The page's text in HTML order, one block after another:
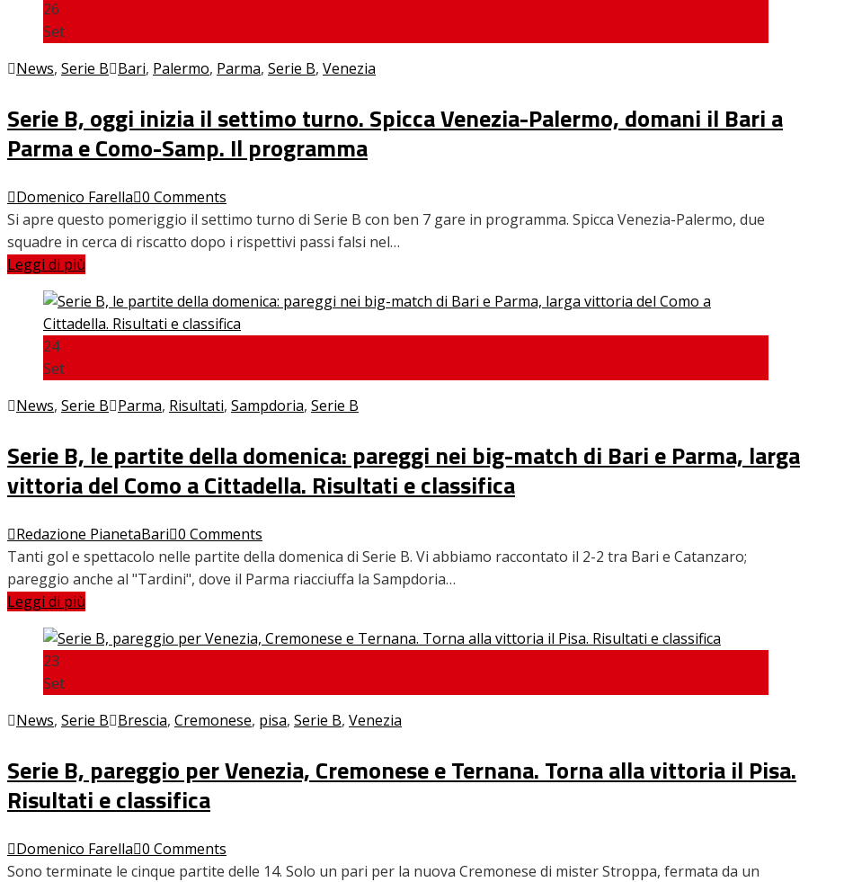
INTERVISTE
FOCUS
CALCIOMERCATO
VIDEO
Home
News
Ex
L’avversario
Giovanili
Le pagelle
Interviste
Focus
Calciomercato
Serie B
Video
26
Set
News, Serie B Bari, Palermo, Parma, Serie B, Venezia
Serie B, oggi inizia il settimo turno. Spicca Venezia-Palermo, domani il Bari a
Parma e Como-Samp. Il programma
Domenico Farella 0 Comments
Si apre questo pomeriggio il settimo turno di Serie B con ben 7 gare in programma. Spicca Venezia-Palermo, due
squadre in cerca di riscatto dopo i rispettivi passi falsi nel…
Leggi di più
24
Set
News, Serie B Parma, Risultati, Sampdoria, Serie B
Serie B, le partite della domenica: pareggi nei big-match di Bari e Parma, larga
vittoria del Como a Cittadella. Risultati e classifica
Redazione PianetaBari 0 Comments
Tanti gol e spettacolo nelle partite della domenica di Serie B. Vi abbiamo raccontato il 2-2 tra Bari e Catanzaro;
pareggio anche al "Tardini", dove il Parma riacciuffa la Sampdoria…
Leggi di più
23
Set
News, Serie B Brescia, Cremonese, pisa, Serie B, Venezia
Serie B, pareggio per Venezia, Cremonese e Ternana. Torna alla vittoria il Pisa.
Risultati e classifica
Domenico Farella 0 Comments
Sono terminate le cinque partite delle 14. Solo un pari per la nuova Cremonese di mister Stroppa, fermata da un